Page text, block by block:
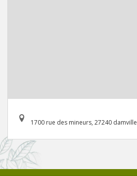
1700 rue des mineurs, 27240 damville